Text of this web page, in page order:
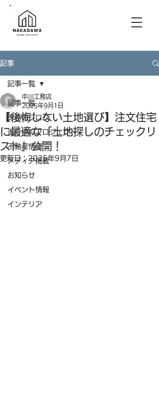
記事
記事一覧
専務のブログ
進行中のプロジェクト
不動産情報
メディア掲載
お知らせ
イベント情報
インテリア
記事一覧
【後悔しない土地選び】注文住宅
に最適な「土地探しのチェックリ
スト」公開！
中川工務店
2025年9月1日
更新日：2025年9月7日